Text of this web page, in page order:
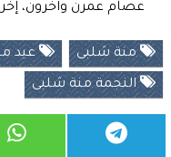
عصام عمرن وآخرون،
منة شلبى عيد
النجمة منة شلبى